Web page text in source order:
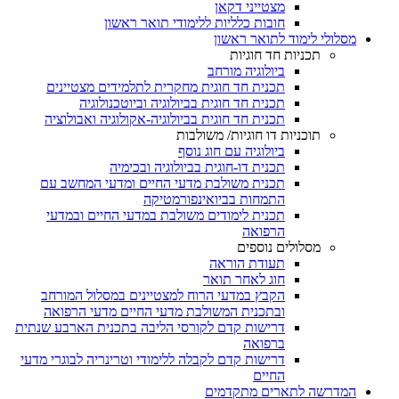
מצטייני דקאן
חובות כלליות ללימודי תואר ראשון
מסלולי לימוד לתואר ראשון
תכניות חד חוגיות
ביולוגיה מורחב
תכנית חד חוגית מחקרית לתלמידים מצטיינים
תכנית חד חוגית בביולוגיה וביוטכנולוגיה
תכנית חד חוגית בביולוגיה-אקולוגיה ואבולוציה
תוכניות דו חוגיות/ משולבות
ביולוגיה עם חוג נוסף
תכנית דו-חוגית בביולוגיה ובכימיה
תכנית משולבת מדעי החיים ומדעי המחשב עם
התמחות בביואינפורמטיקה
תכנית לימודים משולבת במדעי החיים ובמדעי
הרפואה
מסלולים נוספים
תעודת הוראה
חוג לאחר תואר
הקבץ במדעי הרוח למצטיינים במסלול המורחב
ובתכנית המשולבת מדעי החיים מדעי הרפואה
דרישות קדם לקורסי הליבה בתכנית הארבע שנתית
ברפואה
דרישות קדם לקבלה ללימודי וטרינריה לבוגרי מדעי
החיים
המדרשה לתארים מתקדמים